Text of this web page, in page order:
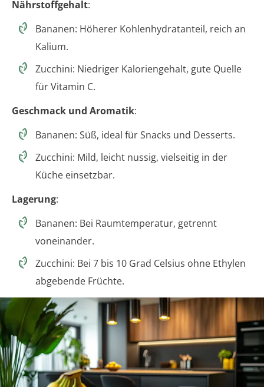
Nährstoffgehalt:
Bananen: Höherer Kohlenhydratanteil, reich an
Kalium.
Zucchini: Niedriger Kaloriengehalt, gute Quelle
für Vitamin C.
Geschmack und Aromatik:
Bananen: Süß, ideal für Snacks und Desserts.
Zucchini: Mild, leicht nussig, vielseitig in der
Küche einsetzbar.
Lagerung:
Bananen: Bei Raumtemperatur, getrennt
voneinander.
Zucchini: Bei 7 bis 10 Grad Celsius ohne Ethylen
abgebende Früchte.